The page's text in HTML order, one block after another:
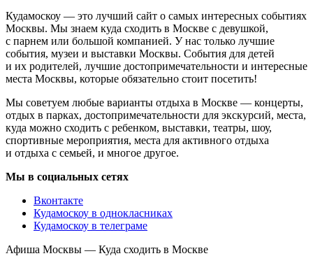
Кудамоскоу — это лучший сайт о самых интересных событиях
Москвы. Мы знаем куда сходить в Москве с девушкой,
с парнем или большой компанией. У нас только лучшие
события, музеи и выставки Москвы. События для детей
и их родителей, лучшие достопримечательности и интересные
места Москвы, которые обязательно стоит посетить!
Мы советуем любые варианты отдыха в Москве — концерты,
отдых в парках, достопримечательности для экскурсий, места,
куда можно сходить с ребенком, выставки, театры, шоу,
спортивные мероприятия, места для активного отдыха
и отдыха с семьей, и многое другое.
Мы в социальных сетях
Вконтакте
Кудамоскоу в однокласниках
Кудамоскоу в телеграме
Афиша Москвы — Куда сходить в Москве